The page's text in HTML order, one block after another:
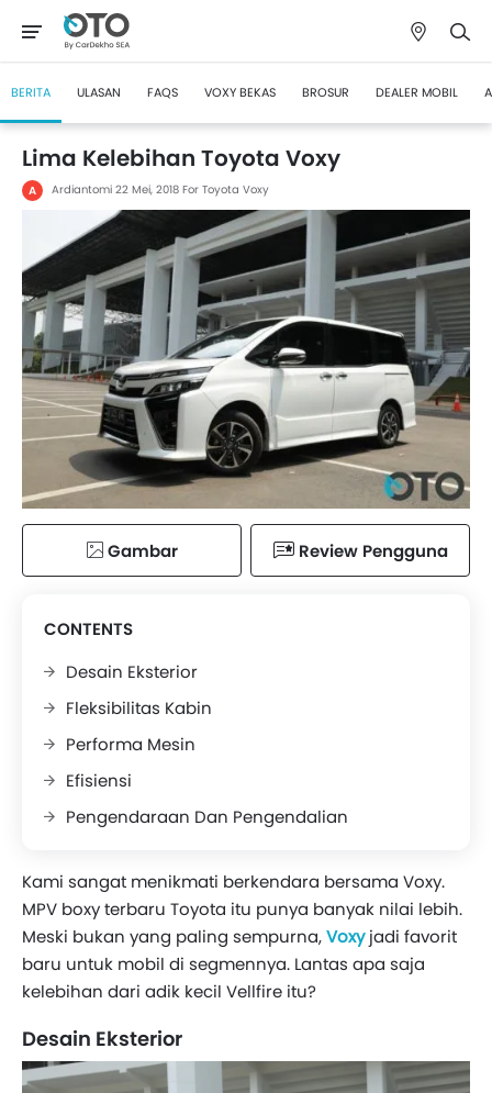
BERITA ULASAN FAQS VOXY BEKAS BROSUR DEALER MOBIL
Lima Kelebihan Toyota Voxy
A Ardiantomi 22 Mei, 2018 For Toyota Voxy
Gambar Review Pengguna
CONTENTS
Desain Eksterior
Fleksibilitas Kabin
Performa Mesin
Efisiensi
Pengendaraan Dan Pengendalian
Kami sangat menikmati berkendara bersama Voxy.
MPV boxy terbaru Toyota itu punya banyak nilai lebih.
Meski bukan yang paling sempurna,Voxyjadi favorit
baru untuk mobil di segmennya. Lantas apa saja
kelebihan dari adik kecil Vellfire itu?
Desain Eksterior